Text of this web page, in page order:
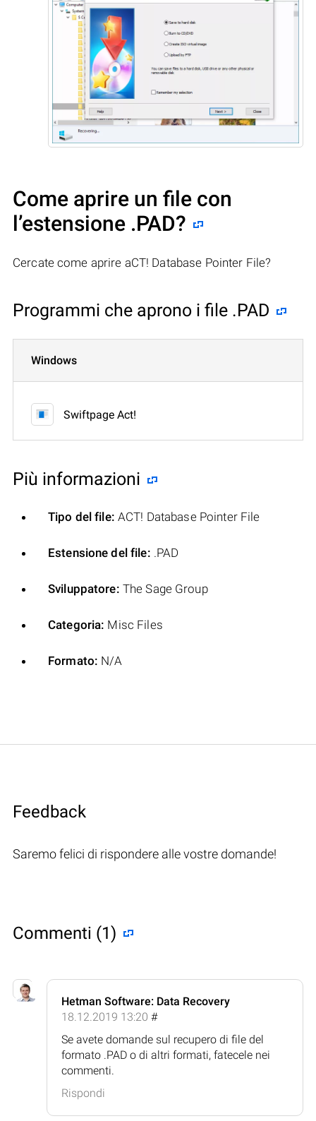
Come aprire un file con
l’estensione .PAD?
Cercate come aprire aCT! Database Pointer File?
Programmi che aprono i file .PAD
Windows
Swiftpage Act!
Più informazioni
Tipo del file: ACT! Database Pointer File
Estensione del file: .PAD
Sviluppatore: The Sage Group
Categoria: Misc Files
Formato: N/A
Feedback
Saremo felici di rispondere alle vostre domande!
Commenti (1)
Hetman Software: Data Recovery
18.12.2019 13:20 #
Se avete domande sul recupero di file del
formato .PAD o di altri formati, fatecele nei
commenti.
Rispondi